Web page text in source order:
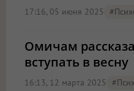
17:16, 05 июня 2025
Омичам
вступать в весну
16:13, 12 марта 2025